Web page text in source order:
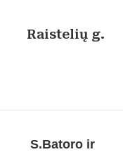
Raistelių g.
S.Batoro ir